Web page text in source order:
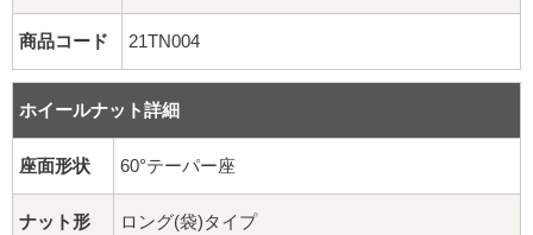
15インチ：夏タイヤホイール
16インチ：夏タイヤホイール
18インチ：夏タイヤホイール
商品コード 21TN004
ホイールナット詳細
座面形状 60°テーパー座
ナット形
ロング(袋)タイプ